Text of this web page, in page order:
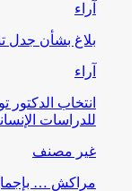
آراء
بلاغ بشأن جدل
آراء
انتخاب
للدراسات
غير مصنف
مراكش …